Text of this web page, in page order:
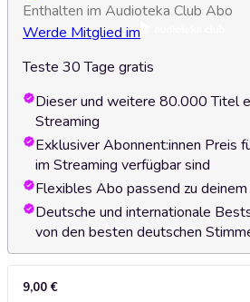
Enthalten im Audioteka Club Abo
Werde Mitglied im
Teste 30 Tage gratis
Dieser und weitere 80.000 Titel
Streaming
Exklusiver Abonnent:innen Preis
im Streaming verfügbar sind
Flexibles Abo passend zu
Deutsche und internationale
von den besten deutschen
9,00 €